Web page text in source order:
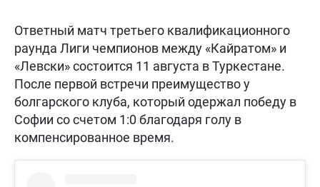
Ответный матч третьего квалификационного
раунда Лиги чемпионов между «Кайратом» и
«Левски» состоится 11 августа в Туркестане.
После первой встречи преимущество у
болгарского клуба, который одержал победу в
Софии со счетом 1:0 благодаря голу в
компенсированное время.